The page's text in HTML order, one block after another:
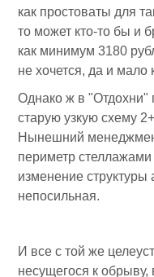
как простоваты для
то может кто-то бы и
как минимум 3180
не хочется, да и мало
Однако ж в "Отдохни"
старую узкую схему
Нынешний
периметр
изменение структуры
непосильная.
И все с той же
несущегося к